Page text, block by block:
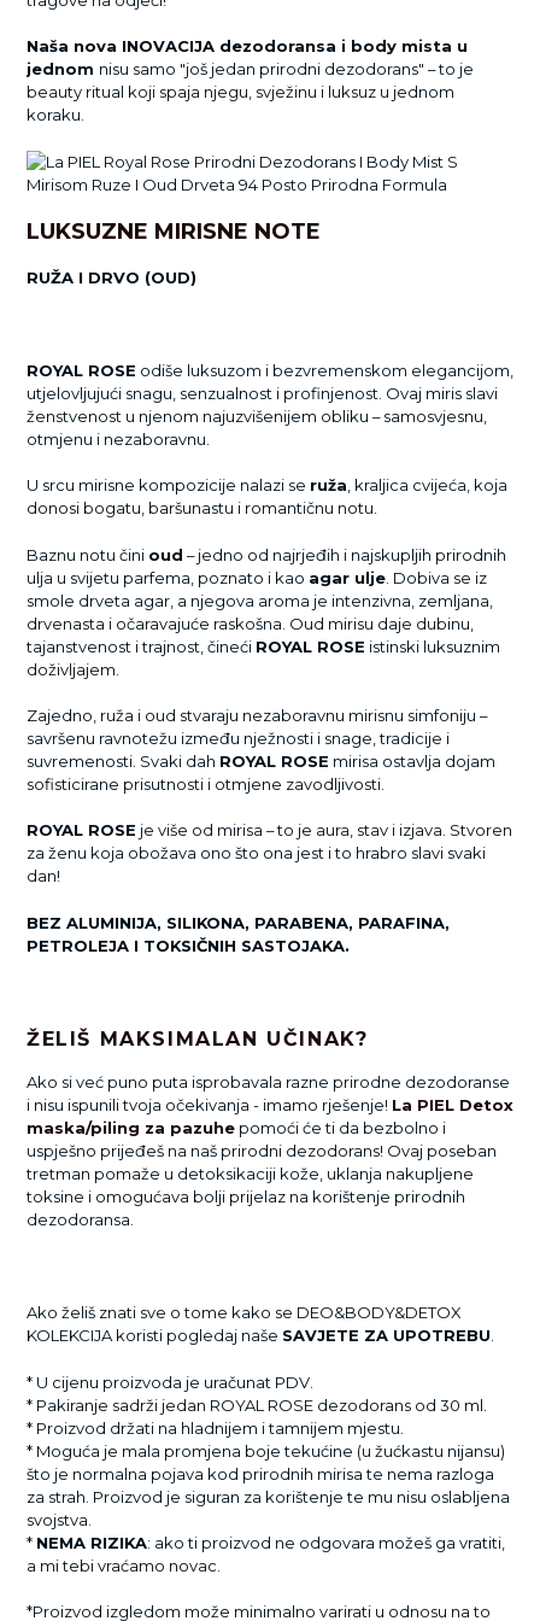
Naša nova INOVACIJA dezodoransa i body mista u
jednom nisu samo "još jedan prirodni dezodorans" – to je
beauty ritual koji spaja njegu, svježinu i luksuz u jednom
koraku.
LUKSUZNE MIRISNE NOTE
RUŽA I DRVO (OUD)
ROYAL ROSE odiše luksuzom i bezvremenskom elegancijom,
utjelovljujući snagu, senzualnost i profinjenost. Ovaj miris slavi
ženstvenost u njenom najuzvišenijem obliku – samosvjesnu,
otmjenu i nezaboravnu.
U srcu mirisne kompozicije nalazi se ruža , kraljica cvijeća, koja
donosi bogatu, baršunastu i romantičnu notu.
Baznu notu čini oud – jedno od najrjeđih i najskupljih prirodnih
ulja u svijetu parfema, poznato i kao agar ulje . Dobiva se iz
smole drveta agar, a njegova aroma je intenzivna, zemljana,
drvenasta i očaravajuće raskošna. Oud mirisu daje dubinu,
tajanstvenost i trajnost, čineći ROYAL ROSE istinski luksuznim
doživljajem.
Zajedno, ruža i oud stvaraju nezaboravnu mirisnu simfoniju –
savršenu ravnotežu između nježnosti i snage, tradicije i
suvremenosti. Svaki dah ROYAL ROSE mirisa ostavlja dojam
sofisticirane prisutnosti i otmjene zavodljivosti.
ROYAL ROSE je više od mirisa – to je aura, stav i izjava. Stvoren
za ženu koja obožava ono što ona jest i to hrabro slavi svaki
dan!
BEZ ALUMINIJA, SILIKONA, PARABENA, PARAFINA,
PETROLEJA I TOKSIČNIH SASTOJAKA.
ŽELIŠ MAKSIMALAN UČINAK?
Ako si već puno puta isprobavala razne prirodne dezodoranse
i nisu ispunili tvoja očekivanja - imamo rješenje! La PIEL Detox
maska/piling za pazuhe pomoći će ti da bezbolno i
uspješno prijeđeš na naš prirodni dezodorans! Ovaj poseban
tretman pomaže u detoksikaciji kože, uklanja nakupljene
toksine i omogućava bolji prijelaz na korištenje prirodnih
dezodoransa.
Ako želiš znati sve o tome kako se DEO&BODY&DETOX
KOLEKCIJA koristi pogledaj naše SAVJETE ZA UPOTREBU
* U cijenu proizvoda je uračunat PDV.
* Pakiranje sadrži jedan ROYAL ROSE dezodorans od 30 ml.
* Proizvod držati na hladnijem i tamnijem mjestu.
* Moguća je mala promjena boje tekućine (u žućkastu nijansu)
što je normalna pojava kod prirodnih mirisa te nema razloga
za strah. Proizvod je siguran za korištenje te mu nisu oslabljena
svojstva.
* NEMA RIZIKA: ako ti proizvod ne odgovara možeš ga vratiti,
a mi tebi vraćamo novac.
*Proizvod izgledom može minimalno varirati u odnosu na to